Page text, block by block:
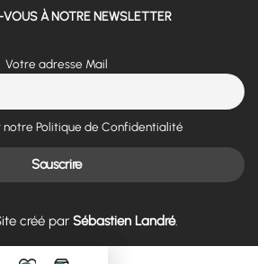
À NOTRE NEWSLETTER
Votre adresse Mail
notre Politique de Confidentialité
créé par Sébastien Landré.